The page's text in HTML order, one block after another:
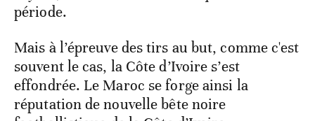
période.
Mais à l’épreuve des tirs au but, comme c'est
souvent le cas, la Côte d’Ivoire s’est
effondrée. Le Maroc se forge ainsi la
réputation de nouvelle bête noire